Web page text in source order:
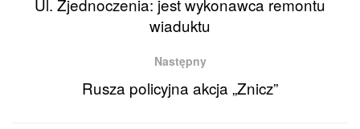
wiaduktu
Następny
Rusza policyjna akcja „Znicz”